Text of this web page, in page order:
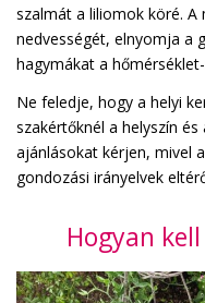
szalmát a liliomok köré.
nedvességét, elnyomja a
hagymákat a
Ne feledje, hogy a helyi
szakértőknél a helyszín
ajánlásokat kérjen, mivel
gondozási irányelvek
Hogyan